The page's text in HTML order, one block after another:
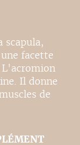
scapula,
facette
L'acromion
Il donne
de